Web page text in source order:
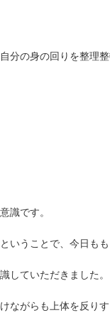
分の身の回りを整理
識です。
いうことで、今日も
していただきました。
ながらも上体を反り